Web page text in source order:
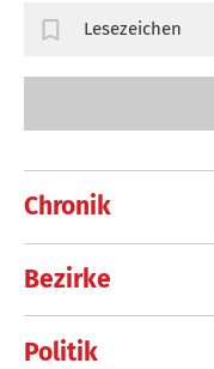
Chronik
Bezirke
Politik
Lesezeichen